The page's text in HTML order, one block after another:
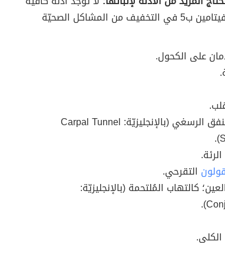
على فعالية فيتامين ب5 في التخفيف من المشاكل الصحيّة
على الكحول.
متلازمة النفق الرسغي (بالإنجليزيّة: Carpal Tunnel
التقرحي.
كالتهاب المُلتحمة (بالإنجليزيّة: